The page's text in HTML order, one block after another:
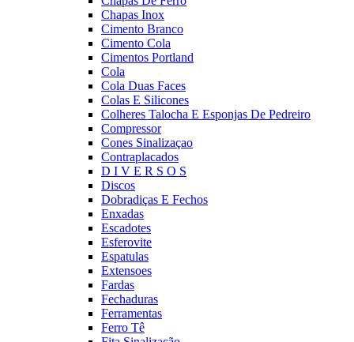
Chapas Inox
Cimento Branco
Cimento Cola
Cimentos Portland
Cola
Cola Duas Faces
Colas E Silicones
Colheres Talocha E Esponjas De Pedreiro
Compressor
Cones Sinalizaçao
Contraplacados
D I V E R S O S
Discos
Dobradiças E Fechos
Enxadas
Escadotes
Esferovite
Espatulas
Extensoes
Fardas
Fechaduras
Ferramentas
Ferro Tê